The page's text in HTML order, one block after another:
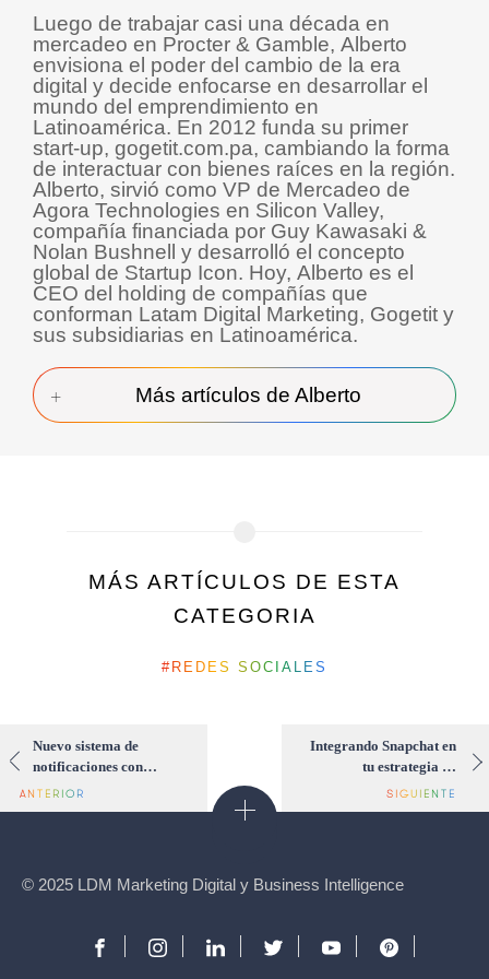
Luego de trabajar casi una década en
mercadeo en Procter & Gamble, Alberto
envisiona el poder del cambio de la era
digital y decide enfocarse en desarrollar el
mundo del emprendimiento en
Latinoamérica. En 2012 funda su primer
start-up, gogetit.com.pa, cambiando la forma
de interactuar con bienes raíces en la región.
Alberto, sirvió como VP de Mercadeo de
Agora Technologies en Silicon Valley,
compañía financiada por Guy Kawasaki &
Nolan Bushnell y desarrolló el concepto
global de Startup Icon. Hoy, Alberto es el
CEO del holding de compañías que
conforman Latam Digital Marketing, Gogetit y
sus subsidiarias en Latinoamérica.
Más artículos de Alberto
MÁS ARTÍCULOS DE ESTA
CATEGORIA
REDES SOCIALES
Nuevo sistema de
notificaciones con
geolocalización para
GoodBarber
Integrando Snapchat en
tu estrategia de
marketing digital
© 2025 LDM Marketing Digital y Business Intelligence